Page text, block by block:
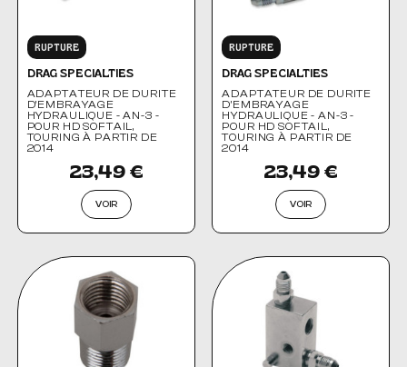
RUPTURE
DRAG SPECIALTIES
ADAPTATEUR DE DURITE
D'EMBRAYAGE
HYDRAULIQUE - AN-3 -
POUR HD SOFTAIL,
TOURING À PARTIR DE
2014
23,49 €
VOIR
RUPTURE
DRAG SPECIALTIES
ADAPTATEUR DE DURITE
D'EMBRAYAGE
HYDRAULIQUE - AN-3 -
POUR HD SOFTAIL,
TOURING À PARTIR DE
2014
23,49 €
VOIR